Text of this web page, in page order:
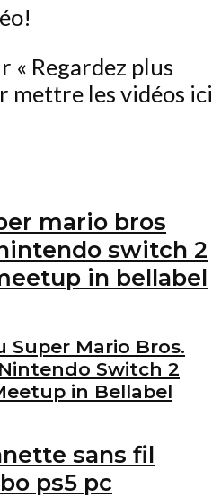
« Regardez plus
mettre les vidéos ici
Super Mario Bros.
Switch 2
in Bellabel